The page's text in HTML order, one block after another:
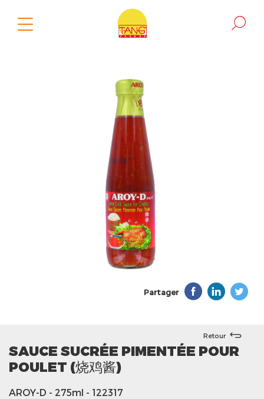
Partager
Retour
SAUCE SUCRÉE PIMENTÉE POUR
POULET (烧鸡酱)
AROY-D - 275ml - 122317